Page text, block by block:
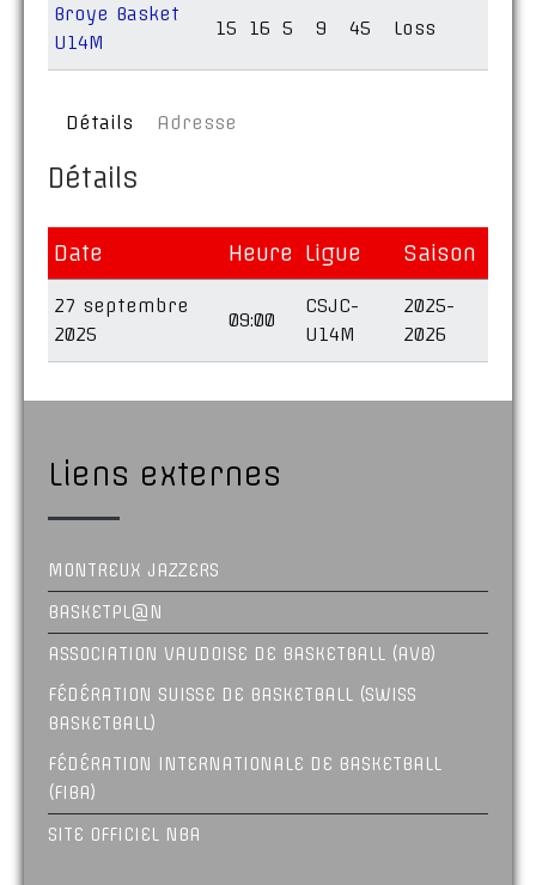
Broye Basket
U14M
15 16 5 9 45 Loss
Détails Adresse
Détails
Date Heure Ligue Saison
27 septembre
2025
09:00
CSJC-
U14M
2025-
2026
Liens externes
MONTREUX JAZZERS
BASKETPL@N
ASSOCIATION VAUDOISE DE BASKETBALL (AVB)
FÉDÉRATION SUISSE DE BASKETBALL (SWISS
BASKETBALL)
FÉDÉRATION INTERNATIONALE DE BASKETBALL
(FIBA)
SITE OFFICIEL NBA